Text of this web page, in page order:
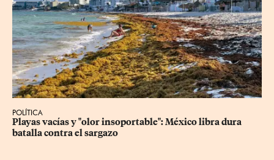
POLÍTICA
Playas vacías y "olor insoportable": México libra dura
batalla contra el sargazo